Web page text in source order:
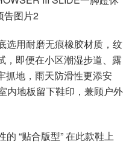
选用耐磨无痕橡胶材质，纹
，即便在小区潮湿步道、露
抓地，雨天防滑性更添安
内地板留下鞋印，兼顾户外
“贴合版型” 在此款鞋上